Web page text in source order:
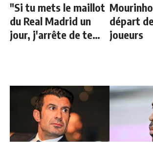
"Si tu mets le maillot
du Real Madrid un
jour, j'arrête de te
départ
joueurs